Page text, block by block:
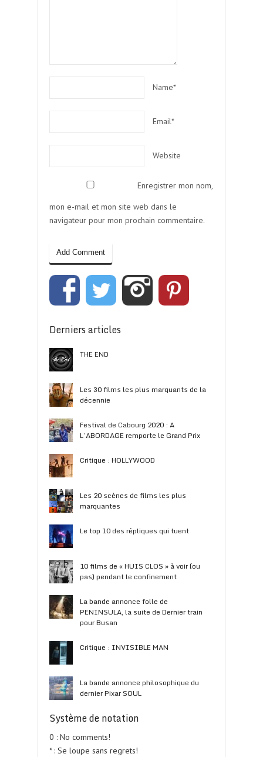
Name*
Email*
Website
Enregistrer mon nom,
mon e-mail et mon site web dans le
navigateur pour mon prochain commentaire.
Derniers articles
THE END
Les 30 films les plus marquants de la
décennie
Festival de Cabourg 2020 : A
L’ABORDAGE remporte le Grand Prix
Critique : HOLLYWOOD
Les 20 scènes de films les plus
marquantes
Le top 10 des répliques qui tuent
10 films de « HUIS CLOS » à voir (ou
pas) pendant le confinement
La bande annonce folle de
PENINSULA, la suite de Dernier train
pour Busan
Critique : INVISIBLE MAN
La bande annonce philosophique du
dernier Pixar SOUL
Système de notation
0 : No comments!
* : Se loupe sans regrets!